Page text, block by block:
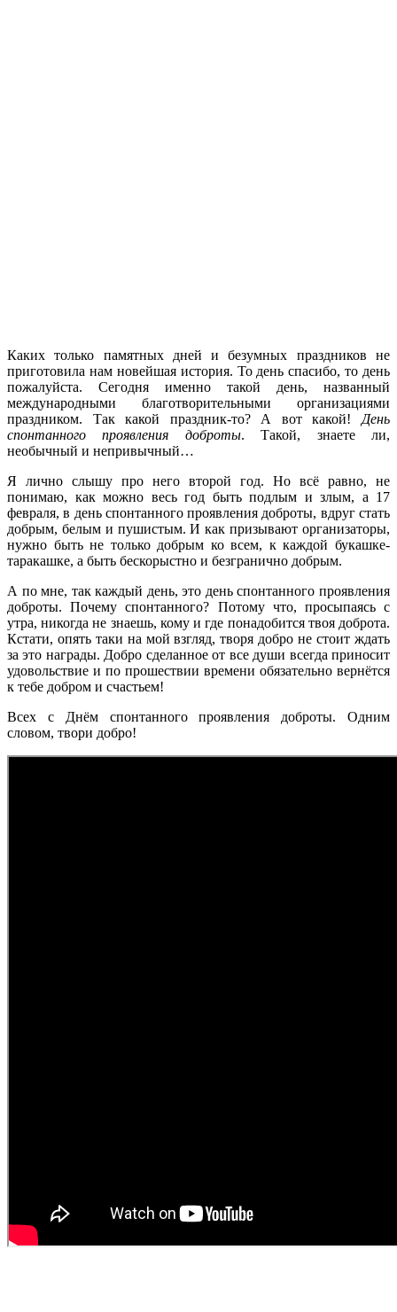
Каких только памятных дней и безумных праздников не
приготовила нам новейшая история. То день спасибо, то день
пожалуйста. Сегодня именно такой день, названный
международными благотворительными организациями
праздником. Так какой праздник-то? А вот какой! День
спонтанного проявления доброты. Такой, знаете ли,
необычный и непривычный…
Я лично слышу про него второй год. Но всё равно, не
понимаю, как можно весь год быть подлым и злым, а 17
февраля, в день спонтанного проявления доброты, вдруг стать
добрым, белым и пушистым. И как призывают организаторы,
нужно быть не только добрым ко всем, к каждой букашке-
таракашке, а быть бескорыстно и безгранично добрым.
А по мне, так каждый день, это день спонтанного проявления
доброты. Почему спонтанного? Потому что, просыпаясь с
утра, никогда не знаешь, кому и где понадобится твоя доброта.
Кстати, опять таки на мой взгляд, творя добро не стоит ждать
за это награды. Добро сделанное от все души всегда приносит
удовольствие и по прошествии времени обязательно вернётся
к тебе добром и счастьем!
Всех с Днём спонтанного проявления доброты. Одним
словом, твори добро!